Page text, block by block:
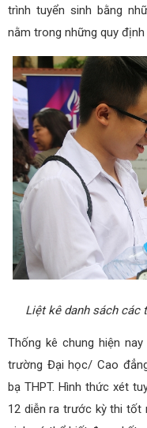
trình tuyển sinh bằng
nằm trong những quy định
Liệt kê danh sách các
Thống kê chung hiện
trường Đại học/ Cao
bạ THPT. Hình thức xét
12 diễn ra trước kỳ thi tốt